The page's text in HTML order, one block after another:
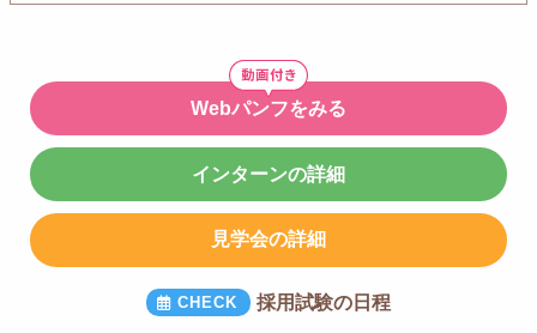
／埼玉県立常盤高等学校／本庄児玉看護専門学校／浦和学院専門学校
上智大学／杏林大学／武蔵野大学／帝京大学／東京工科大学／東京医療
保健大学／首都医校／共立女子短期大学／東京女子医科大学看護専門学
校／日本大学医学部附属看護専門学校／神奈川県立保健福祉大学／横浜
市立大学
【中部・北陸】
山梨県立大学／松本短期大学／石川県立大学／こまつ看護学校／富山県
立総合衛生学院／富山市立看護専門学校／新潟大学／新潟青陵大学／新
潟医療福祉大学／北里大学保健衛生学院／国際メディカル専門学校／新
潟県立新発田病院附属看護専門学校
Webパンフをみる
インターンの詳細
見学会の詳細
採用試験の日程